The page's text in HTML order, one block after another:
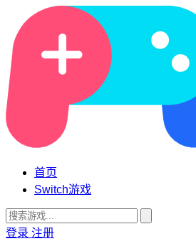
首页
Switch游戏
登录 注册